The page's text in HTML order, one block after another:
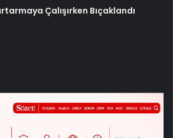
Çalışırken Bıçaklandı